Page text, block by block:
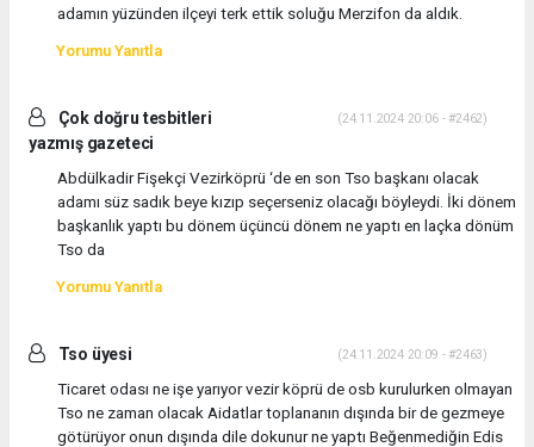
adamın yüzünden ilçeyi terk ettik soluğu Merzifon da aldık.
Yorumu Yanıtla
Çok doğru tesbitleri
yazmış gazeteci
(24.11.2024 20:06 - #2462)
Abdülkadir Fişekçi Vezirköprü ‘de en son Tso başkanı olacak
adamı süz sadık beye kızıp seçerseniz olacağı böyleydi. İki dönem
başkanlık yaptı bu dönem üçüncü dönem ne yaptı en laçka dönüm
Tso da
Yorumu Yanıtla
Tso üyesi (24.11.2024 20:09 - #2463)
Ticaret odası ne işe yarıyor vezir köprü de osb kurulurken olmayan
Tso ne zaman olacak Aidatlar toplananın dışında bir de gezmeye
götürüyor onun dışında dile dokunur ne yaptı Beğenmediğin Edis